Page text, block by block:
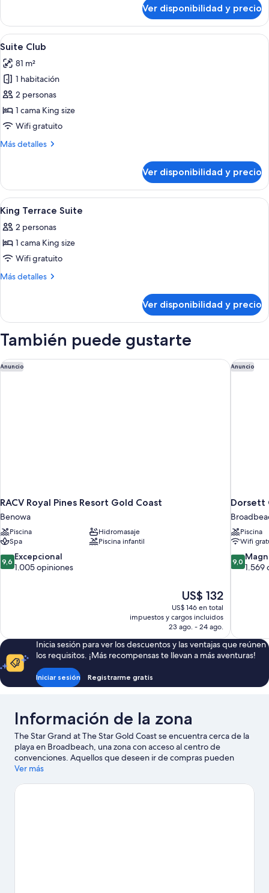
Deluxe
King
Ver disponibilidad y precio
Ver
todas
las
fotos
de
Suite
Club
Habitación de hotel moderna con
6
Suite Club
81 m²
1 habitación
2 personas
1 cama King size
Wifi gratuito
Más detalles
Más
Club
Ver disponibilidad y precio
Ver
todas
las
fotos
de
King
Una habitación de hotel moderna
6
King Terrace Suite
2 personas
1 cama King size
Wifi gratuito
Más detalles
Más
Terrace
Ver disponibilidad y precio
También puede gustarte
Anuncio
RACV Royal Pines Resort Gold Coast
Benowa
Piscina
Hidromasaje
Spa
Piscina infantil
9.6
de
9,6 Excepcional
1.005 opiniones
El
precio
actual
es
de
US$ 132
US$ 132
US$ 146 en total
impuestos y cargos incluidos
23 ago. - 24 ago.
RACV Royal Pines Resort Gold Coast Anuncio
Dorsett
Piscina
Wifi
9.0
de
9,0
1.569
Dorsett
Inicia sesión para ver los descuentos y las ventajas que reúnen
los requisitos. ¡Más recompensas te llevan a más aventuras!
Iniciar sesión Registrarme gratis
Información de la zona
The Star Grand at The Star Gold Coast se encuentra cerca de la
playa en Broadbeach, una zona con acceso al centro de
convenciones. Aquellos que deseen ir de compras pueden
visitar Centro Comercial Pacific Fair y Cavill Avenue, mientras que
área pueden ir a Slingshot y Timezone. No te pierdas Currumbin
Ver más